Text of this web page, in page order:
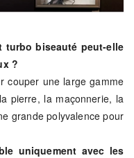
turbo biseauté peut-elle
?
couper une large gamme
pierre, la maçonnerie, la
grande polyvalence pour
uniquement avec les